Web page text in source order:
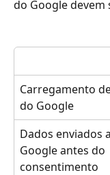
do Google devem
Carregamento
do Google
Dados enviados
Google antes do
consentimento